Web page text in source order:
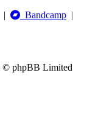
| Bandcamp |
© phpBB Limited